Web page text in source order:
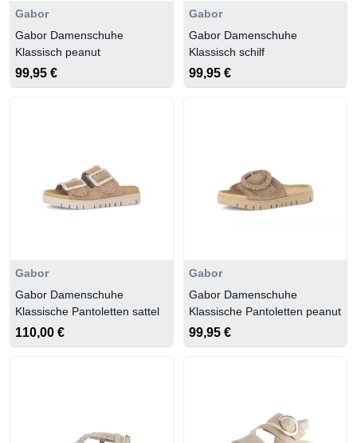
Gabor
Gabor Damenschuhe
Klassisch peanut
99,95 €
Gabor
Gabor Damenschuhe
Klassisch schilf
99,95 €
Gabor
Gabor Damenschuhe
Klassische Pantoletten sattel
110,00 €
Gabor
Gabor Damenschuhe
Klassische Pantoletten peanut
99,95 €